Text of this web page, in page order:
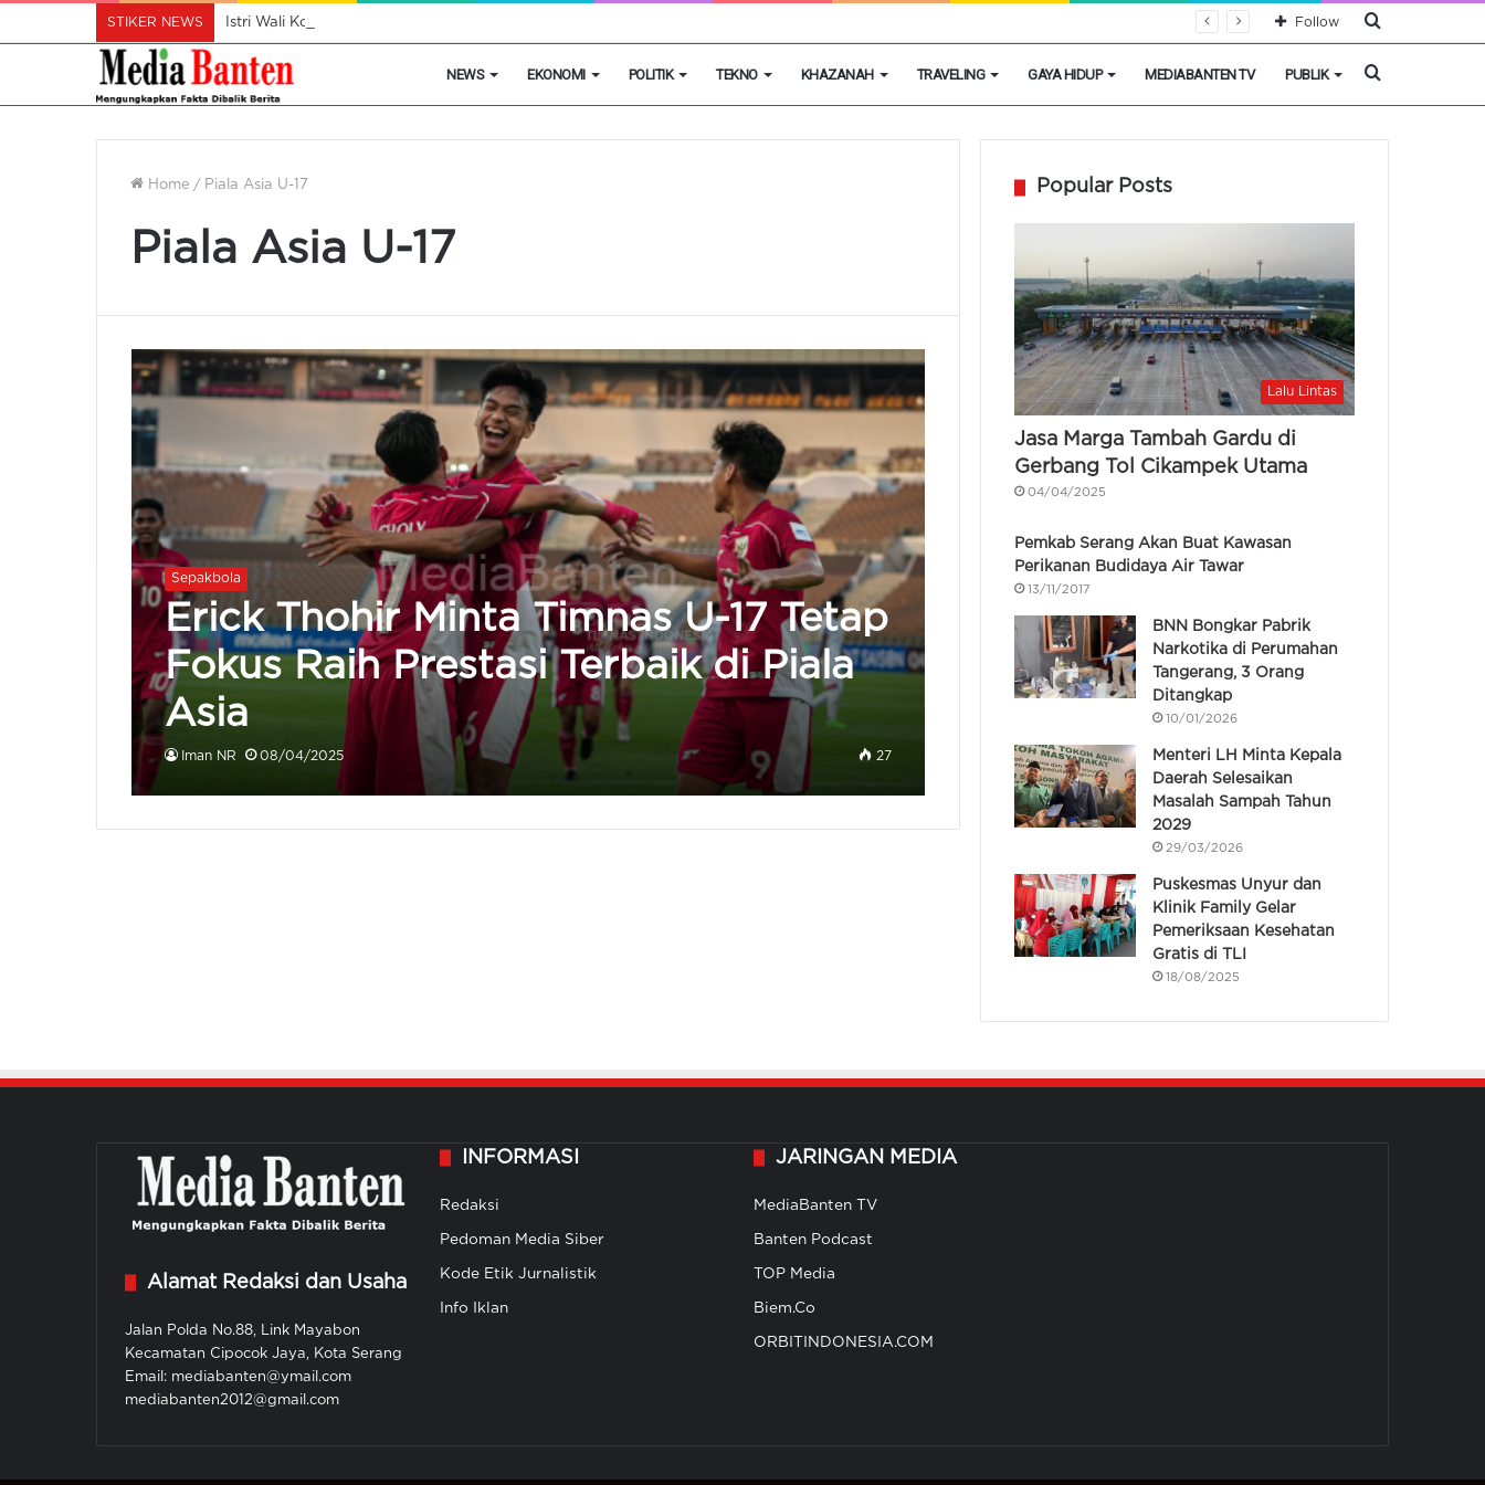
STIKER NEWS Istri Wali Kota Ajak Perempuan Cilegon Kembangkan Hobi Sebagai Peluang Usaha Cari
Follow
NEWS EKONOMI POLITIK TEKNO KHAZANAH TRAVELING GAYA HIDUP MEDIABANTEN TV PUBLIK Cari
Home / Piala Asia U-17
Piala Asia U-17
Sepakbola
Erick Thohir Minta Timnas U-17 Tetap
Fokus Raih Prestasi Terbaik di Piala
Asia
Iman NR 08/04/2025 27
Popular Posts
Lalu Lintas
Jasa Marga Tambah Gardu di
Gerbang Tol Cikampek Utama
04/04/2025
Pemkab Serang Akan Buat Kawasan
Perikanan Budidaya Air Tawar
13/11/2017
BNN Bongkar Pabrik
Narkotika di Perumahan
Tangerang, 3 Orang
Ditangkap
10/01/2026
Menteri LH Minta Kepala
Daerah Selesaikan
Masalah Sampah Tahun
2029
29/03/2026
Puskesmas Unyur dan
Klinik Family Gelar
Pemeriksaan Kesehatan
Gratis di TLI
18/08/2025
Alamat Redaksi dan Usaha
Jalan Polda No.88, Link Mayabon
Kecamatan Cipocok Jaya, Kota Serang
Email: mediabanten@ymail.com
mediabanten2012@gmail.com
INFORMASI
Redaksi
Pedoman Media Siber
Kode Etik Jurnalistik
Info Iklan
JARINGAN MEDIA
MediaBanten TV
Banten Podcast
TOP Media
Biem.Co
ORBITINDONESIA.COM